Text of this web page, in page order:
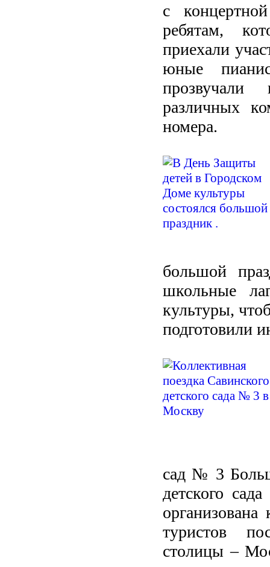
с
ребятам,
приехали
юные
различных
номера.
большой
школьные
культуры,
подготовили
сад № 3
детского
туристов
столицы –